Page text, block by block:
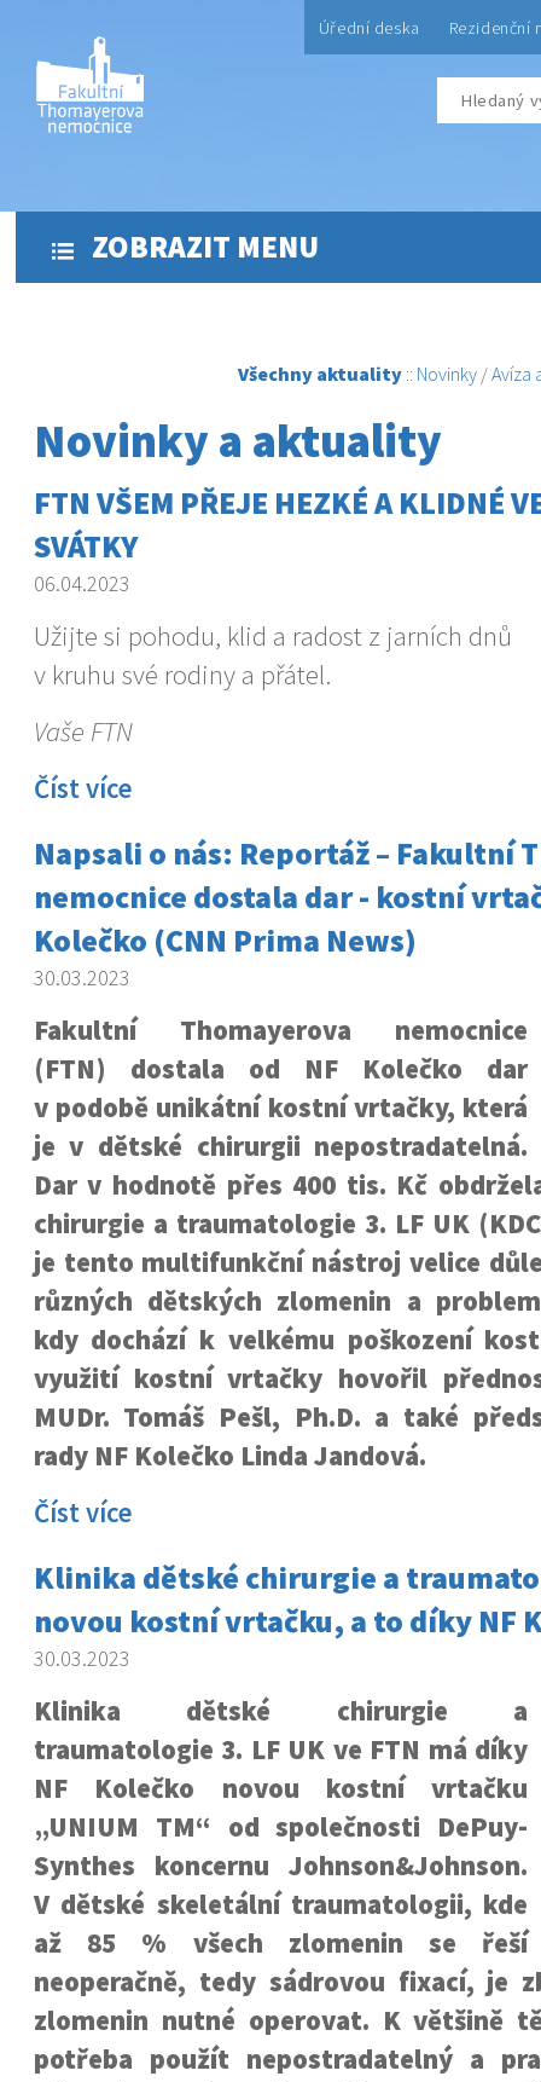
Úřední deska Rezidenční
ZOBRAZIT MENU
Všechny aktuality :: Novinky /Avíza
Novinky a aktuality
FTN VŠEM PŘEJE HEZKÉ A KLIDNÉ
SVÁTKY
06.04.2023
Užijte si pohodu, klid a radost z jarních dnů
v kruhu své rodiny a přátel.
Vaše FTN
Číst více
Napsali o nás: Reportáž – Fakultní
nemocnice dostala dar - kostní
Kolečko (CNN Prima News)
30.03.2023
Fakultní Thomayerova nemocnice
(FTN) dostala od NF Kolečko dar
v podobě unikátní kostní vrtačky, která
je v dětské chirurgii nepostradatelná.
Dar v hodnotě přes 400 tis. Kč
chirurgie a traumatologie 3. LF UK
je tento multifunkční nástroj velice
různých dětských zlomenin a
kdy dochází k velkému poškození
využití kostní vrtačky hovořil
MUDr. Tomáš Pešl, Ph.D. a také
rady NF Kolečko Linda Jandová.
Číst více
Klinika dětské chirurgie a
novou kostní vrtačku, a to díky NF
30.03.2023
Klinika dětské chirurgie a
traumatologie 3. LF UK ve FTN má díky
NF Kolečko novou kostní vrtačku
„UNIUM TM“ od společnosti DePuy-
Synthes koncernu Johnson&Johnson.
V dětské skeletální traumatologii, kde
až 85 % všech zlomenin se řeší
neoperačně, tedy sádrovou fixací, je
zlomenin nutné operovat. K většině
potřeba použít nepostradatelný a